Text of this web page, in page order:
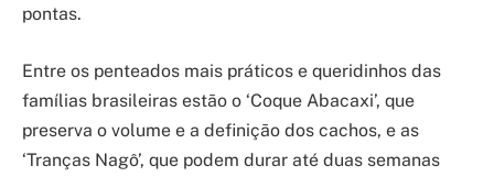
pontas.
Entre os penteados mais práticos e queridinhos das
famílias brasileiras estão o ‘Coque Abacaxi’, que
preserva o volume e a definição dos cachos, e as
‘Tranças Nagô’, que podem durar até duas semanas